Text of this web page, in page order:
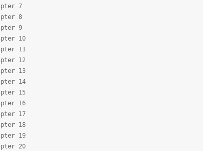
7
8
9
10
11
12
13
14
15
16
17
18
19
20